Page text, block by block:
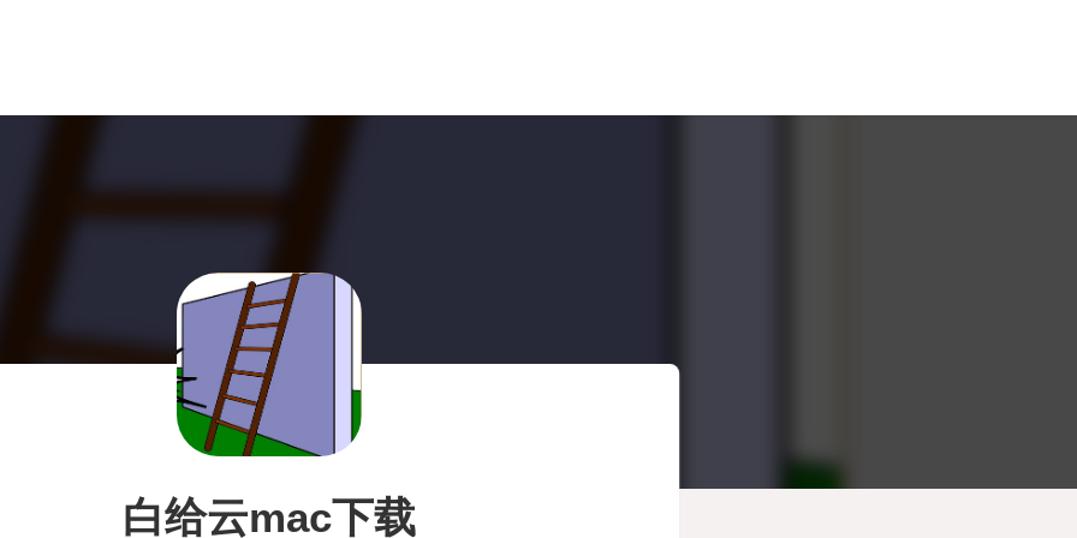
白给云mac下载